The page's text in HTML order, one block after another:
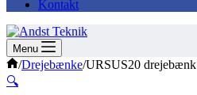
Kontakt
Menu
Forside
/Drejebænke/URSUS20 drejebænk
🔍